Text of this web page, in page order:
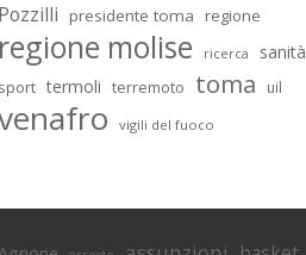
Pozzilli presidente toma regione
regione molise ricerca sanità
sport termoli terremoto toma uil
vigili del fuoco